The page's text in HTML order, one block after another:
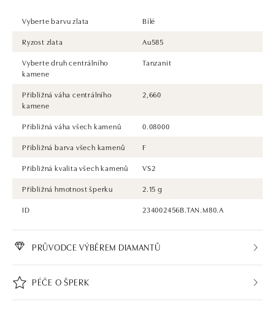
Vyberte barvu zlata
Bílé
Ryzost zlata
Au585
Vyberte druh centrálního
kamene
Tanzanit
Přibližná váha centrálního
kamene
2,660
Přibližná váha všech kamenů
0.08000
Přibližná barva všech kamenů
F
Přibližná kvalita všech kamenů
VS2
Přibližná hmotnost šperku
2.15 g
ID
234002456B.TAN.M80.A
PRŮVODCE VÝBĚREM DIAMANTŮ
PÉČE O ŠPERK